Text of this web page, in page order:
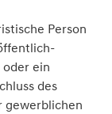
Person
ein
des
gewerblichen